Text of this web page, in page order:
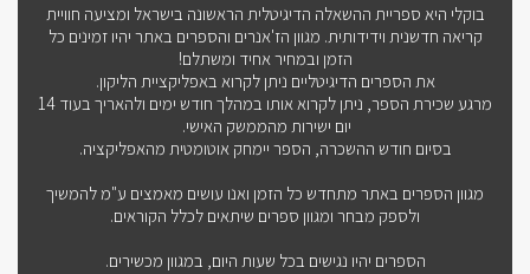
בוקלי היא ספריית ההשאלה הדיגיטלית הראשונה בישראל ומציעה חוויית
קריאה חדשנית וידידותית. מגוון הז'אנרים והספרים באתר יהיו זמינים כל
הזמן ובמחיר אחיד ומשתלם!
את הספרים הדיגיטליים ניתן לקרוא באפליקציית הליקון.
מרגע שכירת הספר, ניתן לקרוא אותו במהלך חודש ימים ולהאריך בעוד 14
יום ישירות מהממשק האישי.
בסיום חודש ההשכרה, הספר יימחק אוטומטית מהאפליקציה.
מגוון הספרים באתר מתחדש כל הזמן ואנו עושים מאמצים ע"מ להמשיך
ולספק מבחר ומגוון ספרים שיתאים לכלל הקוראים.
הספרים יהיו נגישים בכל שעות היום, במגוון מכשירים.